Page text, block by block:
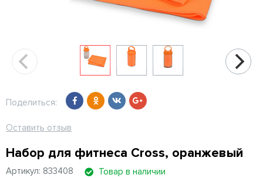
Поделиться:
Оставить отзыв
Набор для фитнеса Cross, оранжевый
Артикул: 833408 Товар в наличии